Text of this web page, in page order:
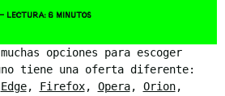
LECTURA: 6 MINUTOS
opciones para escoger
tiene una oferta diferente:
Edge, Firefox, Opera, Orion,